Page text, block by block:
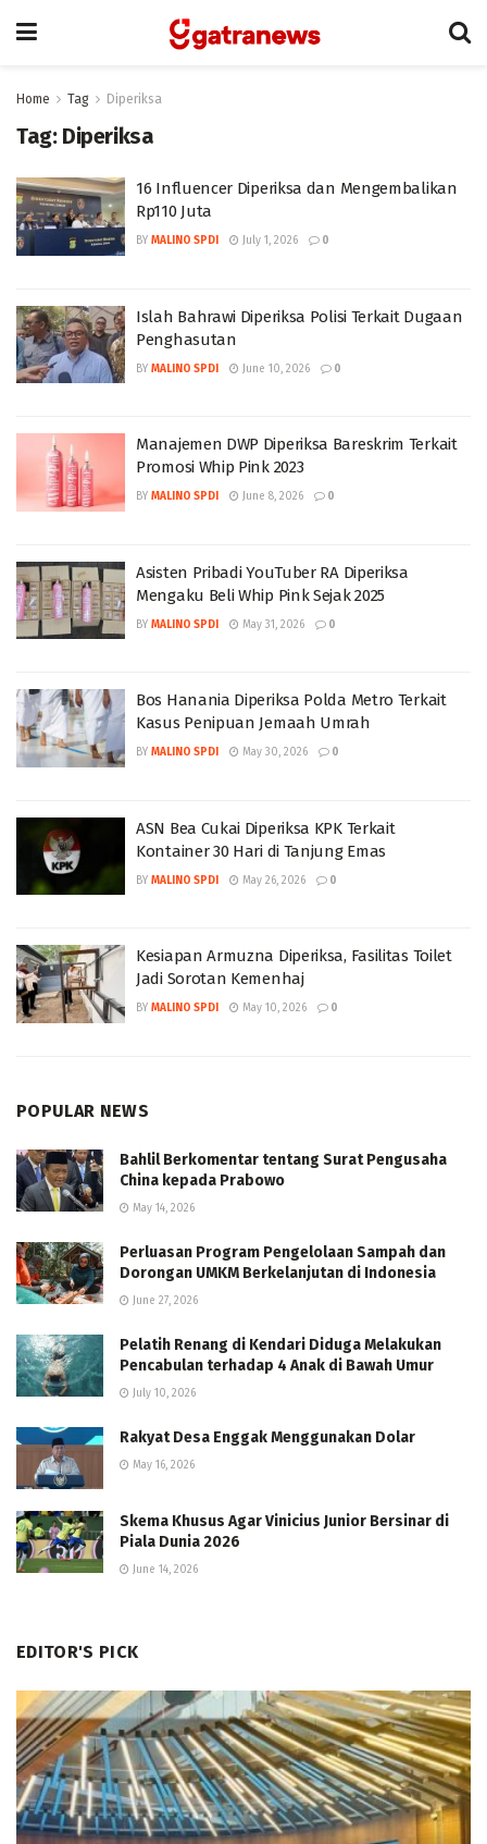
Home Tag Diperiksa
Tag: Diperiksa
16 Influencer Diperiksa dan Mengembalikan
Rp110 Juta
BY MALINO SPDI July 1, 2026 0
Islah Bahrawi Diperiksa Polisi Terkait Dugaan
Penghasutan
BY MALINO SPDI June 10, 2026 0
Manajemen DWP Diperiksa Bareskrim Terkait
Promosi Whip Pink 2023
BY MALINO SPDI June 8, 2026 0
Asisten Pribadi YouTuber RA Diperiksa
Mengaku Beli Whip Pink Sejak 2025
BY MALINO SPDI May 31, 2026 0
Bos Hanania Diperiksa Polda Metro Terkait
Kasus Penipuan Jemaah Umrah
BY MALINO SPDI May 30, 2026 0
ASN Bea Cukai Diperiksa KPK Terkait
Kontainer 30 Hari di Tanjung Emas
BY MALINO SPDI May 26, 2026 0
Kesiapan Armuzna Diperiksa, Fasilitas Toilet
Jadi Sorotan Kemenhaj
BY MALINO SPDI May 10, 2026 0
POPULAR NEWS
Bahlil Berkomentar tentang Surat Pengusaha
China kepada Prabowo
May 14, 2026
Perluasan Program Pengelolaan Sampah dan
Dorongan UMKM Berkelanjutan di Indonesia
June 27, 2026
Pelatih Renang di Kendari Diduga Melakukan
Pencabulan terhadap 4 Anak di Bawah Umur
July 10, 2026
Rakyat Desa Enggak Menggunakan Dolar
May 16, 2026
Skema Khusus Agar Vinicius Junior Bersinar di
Piala Dunia 2026
June 14, 2026
EDITOR'S PICK